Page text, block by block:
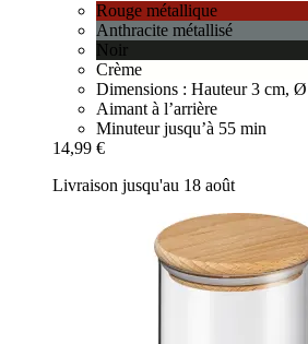
Rouge métallique
Anthracite métallisé
Noir
Crème
Dimensions : Hauteur 3 cm,
Aimant à l’arrière
Minuteur jusqu’à 55 min
14,99 €
Livraison jusqu'au 18 août